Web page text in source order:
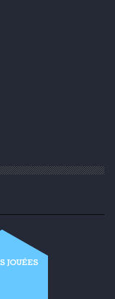
JOUÉES